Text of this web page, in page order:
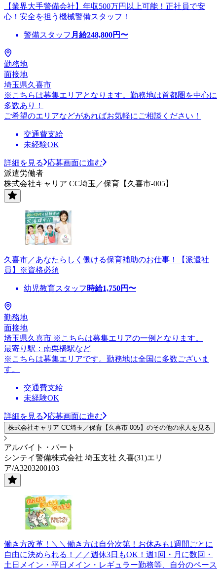
【業界大手警備会社】年収500万円以上可能！正社員で安
心！安全を担う機械警備スタッフ！
警備スタッフ 月給248,800円〜
勤務地
面接地
埼玉県久喜市
※こちらは募集エリアとなります。勤務地は首都圏を中心に
多数あり！
ご希望のエリアなどがあればお気軽にご相談ください！
交通費支給
未経験OK
詳細を見る
応募画面に進む
派遣労働者
株式会社キャリア CC埼玉／保育【久喜市-005】
久喜市／あなたらしく働ける保育補助のお仕事！【派遣社
員】※資格必須
幼児教育スタッフ 時給1,750円〜
勤務地
面接地
埼玉県久喜市 ※こちらは募集エリアの一例となります。
最寄り駅：南栗橋駅など
※こちらは募集エリアです。勤務地は全国に多数ございま
す。
交通費支給
未経験OK
詳細を見る 応募画面に進む
株式会社キャリア CC埼玉／保育【久喜市-005】のその他の求人を見る
アルバイト・パート
シンテイ警備株式会社 埼玉支社 久喜(31)エリ
ア/A3203200103
働き方改革！＼＼働き方は自分次第！お休みも1週間ごとに
自由に決められる！／／週休3日もOK！週1回・月に数回・
土日メイン・平日メイン・レギュラー勤務等、自分のペース